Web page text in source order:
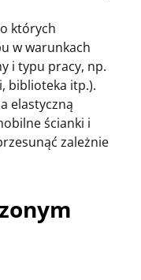
których
w warunkach
i typu pracy, np.
biblioteka itp.).
elastyczną
ścianki i
zależnie